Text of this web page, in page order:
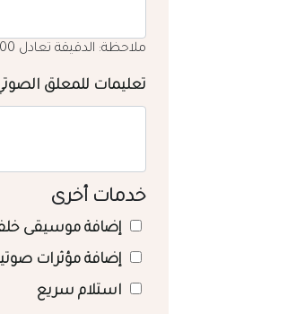
ملاحظة: الدقيقة تعادل 100 كلمة باللغة العربية
تعليمات للمعلق
خدمات أخرى
إضافة موسيقى
إضافة مؤثرات
استلام سريع